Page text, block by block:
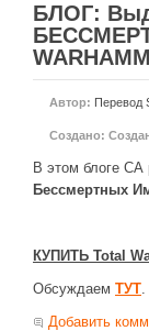
Серия игр
Серия игр «King
Творчество
Блоги о рыбалке
Черный Гетман
БЛОГ:
Автор: Перевод
Создано:
В этом блоге СА
Бессмертных
КУПИТЬ Total
Обсуждаем ТУТ.
Добавить